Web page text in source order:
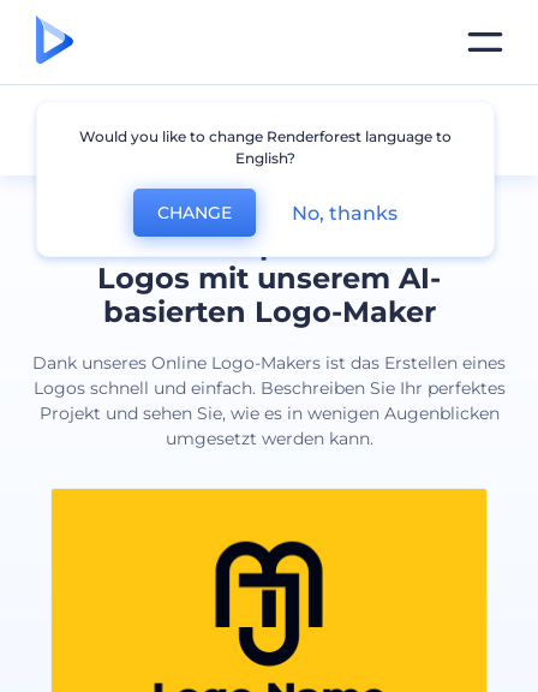
Erstellen Sie professionelle
Logos mit unserem AI-
basierten Logo-Maker
Dank unseres Online Logo-Makers ist das Erstellen eines
Logos schnell und einfach. Beschreiben Sie Ihr perfektes
Projekt und sehen Sie, wie es in wenigen Augenblicken
umgesetzt werden kann.
Alle Logos
Would you like to change Renderforest language to
English?
CHANGE No, thanks